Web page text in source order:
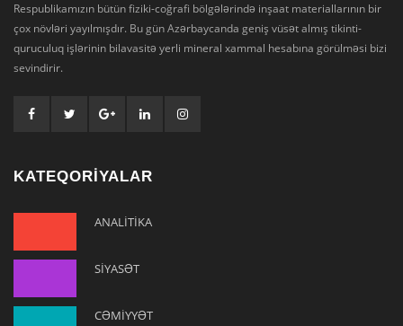
Respublikamızın bütün fiziki-coğrafi bölgələrində inşaat materiallarının bir
çox növləri yayılmışdır. Bu gün Azərbaycanda geniş vüsət almış tikinti-
quruculuq işlərinin bilavasitə yerli mineral xammal hesabına görülməsi bizi
sevindirir.
KATEQORİYALAR
ANALİTİKA
SİYASƏT
CƏMİYYƏT